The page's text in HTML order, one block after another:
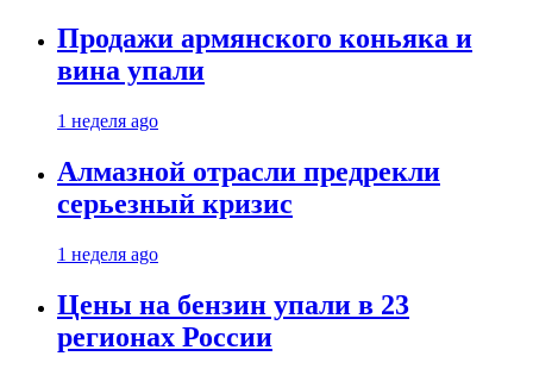
Продажи армянского коньяка и
вина упали
1 неделя ago
Алмазной отрасли предрекли
серьезный кризис
1 неделя ago
Цены на бензин упали в 23
регионах России